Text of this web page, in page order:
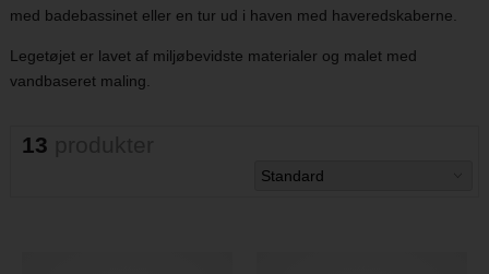
med badebassinet eller en tur ud i haven med haveredskaberne
Legetøjet er lavet af miljøbevidste materialer og malet med
vandbaseret maling.
13